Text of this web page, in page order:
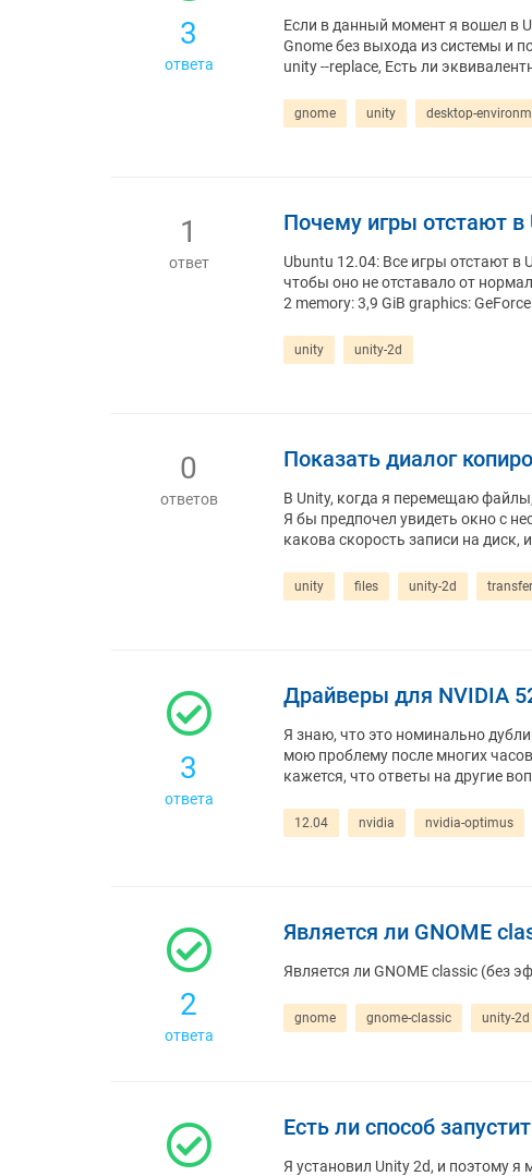
3
ответа
Если в данный момент я вошел в
Gnome без выхода из системы и
unity --replace, Есть ли
gnome unity desktop-
1
ответ
Почему игры отстают в
Ubuntu 12.04: Все игры отстают в
чтобы оно не отставало от
2 memory: 3,9 GiB graphics:
unity unity-2d
0
ответов
Показать диалог
В Unity, когда я перемещаю
Я бы предпочел увидеть окно с
какова скорость записи на диск,
unity files unity-2d transfer
3
ответа
Драйверы для NVIDIA
Я знаю, что это номинально
мою проблему после многих
кажется, что ответы на другие
12.04 nvidia nvidia-optimus
2
ответа
Является ли GNOME
Является ли GNOME classic (без
gnome gnome-classic unity-2d
Есть ли способ
Я установил Unity 2d, и поэтому я